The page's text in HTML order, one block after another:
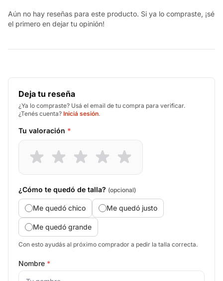
Aún no hay reseñas para este producto. Si ya lo compraste, ¡sé
el primero en dejar tu opinión!
Deja tu reseña
¿Ya lo compraste? Usá el email de tu compra para verificar.
¿Tenés cuenta? Iniciá sesión.
Tu valoración *
¿Cómo te quedó de talla? (opcional)
Me quedó chico Me quedó justo
Me quedó grande
Con esto ayudás al próximo comprador a pedir la talla correcta.
Nombre *